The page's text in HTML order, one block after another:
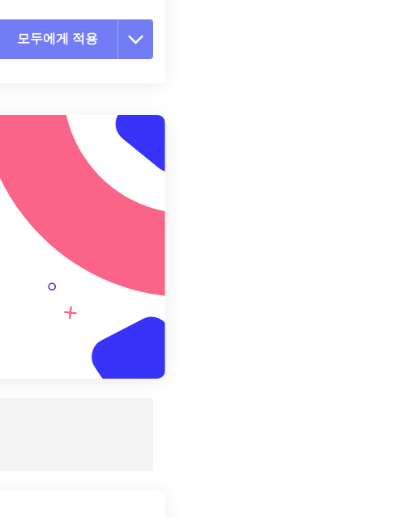
모두에게 적용
사전 설정에서 적용
사전 설정으로 저장